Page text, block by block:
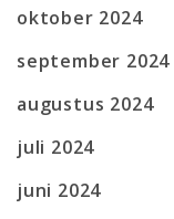
oktober 2024
september 2024
augustus 2024
juli 2024
juni 2024